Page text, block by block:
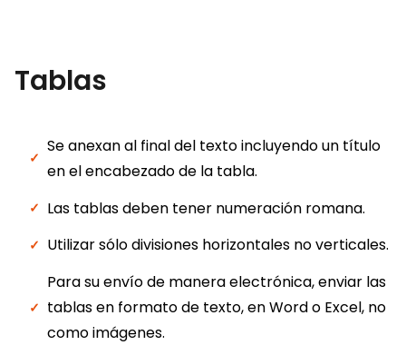
Tablas
Se anexan al final del texto incluyendo un título
en el encabezado de la tabla.
Las tablas deben tener numeración romana.
Utilizar sólo divisiones horizontales no verticales.
Para su envío de manera electrónica, enviar las
tablas en formato de texto, en Word o Excel, no
como imágenes.